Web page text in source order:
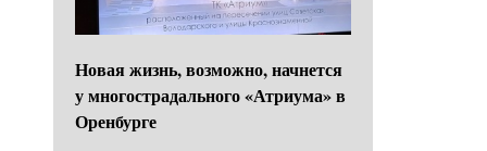
Новая жизнь, возможно, начнется
у многострадального «Атриума» в
Оренбурге